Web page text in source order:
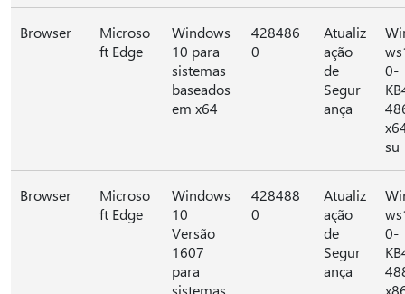
Browser
Microso
ft Edge
Windows
10 para
sistemas
baseados
em x64
428486
0
Atualiz
ação
de
Segur
ança
0-
su
Browser
Microso
ft Edge
Windows
10
Versão
1607
para
sistemas
428488
0
Atualiz
ação
de
Segur
ança
0-